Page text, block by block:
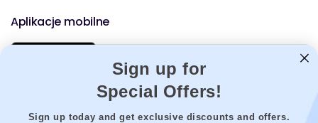
Aplikacje mobilne
Sign up for
Special Offers!
Sign up today and get exclusive discounts and offers.